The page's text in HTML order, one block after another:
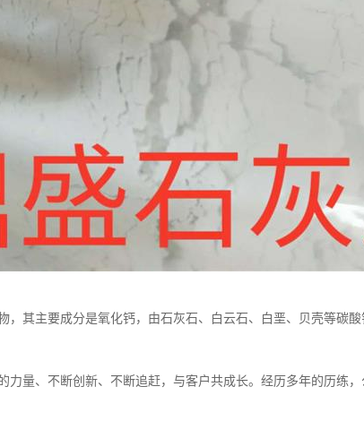
，其主要成分是氧化钙，由石灰石、白云石、白垩、贝壳等碳
力量、不断创新、不断追赶，与客户共成长。经历多年的历练